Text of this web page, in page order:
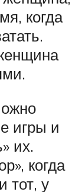
когда
игры и
их.
когда
тот, у